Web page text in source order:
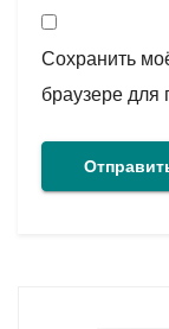
Сохранить
браузере